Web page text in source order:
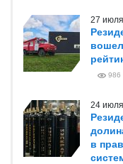
27
986
24
в